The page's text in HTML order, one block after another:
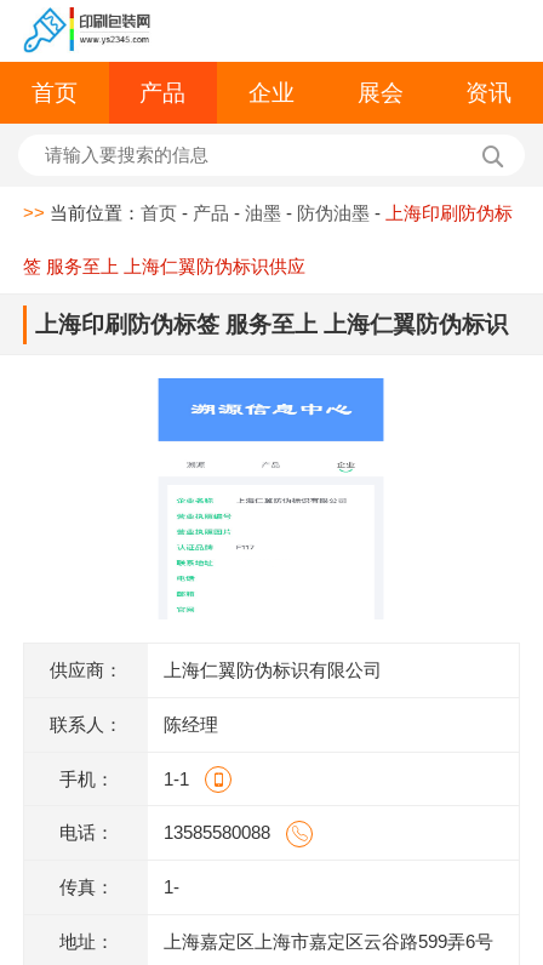
首页 产品 企业 展会 资讯
>> 当前位置：首页 - 产品 -油墨 - 防伪油墨 - 上海印刷防伪标
签 服务至上 上海仁翼防伪标识供应
上海印刷防伪标签 服务至上 上海仁翼防伪标识
供应商： 上海仁翼防伪标识有限公司
联系人： 陈经理
手机： 1-1
电话： 13585580088
传真： 1-
地址： 上海嘉定区上海市嘉定区云谷路599弄6号